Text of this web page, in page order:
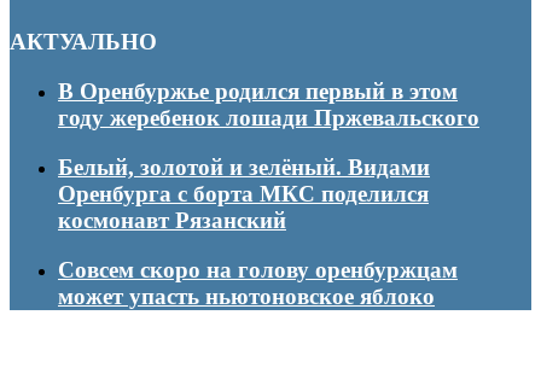
АКТУАЛЬНО
В Оренбуржье родился первый в этом
году жеребенок лошади Пржевальского
Белый, золотой и зелёный. Видами
Оренбурга с борта МКС поделился
космонавт Рязанский
Совсем скоро на голову оренбуржцам
может упасть ньютоновское яблоко